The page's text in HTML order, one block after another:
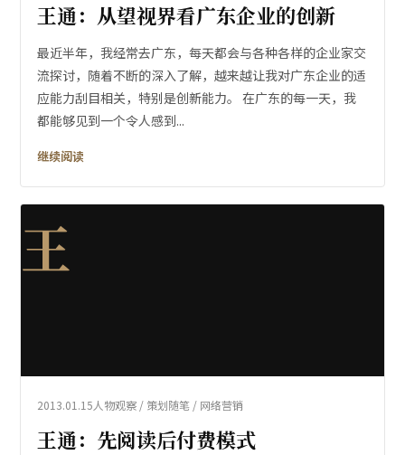
王通：从望视界看广东企业的创新
最近半年，我经常去广东，每天都会与各种各样的企业家交
流探讨，随着不断的深入了解，越来越让我对广东企业的适
应能力刮目相关，特别是创新能力。 在广东的每一天，我
都能够见到一个令人感到...
继续阅读
王
2013.01.15人物观察 / 策划随笔 / 网络营销
王通：先阅读后付费模式